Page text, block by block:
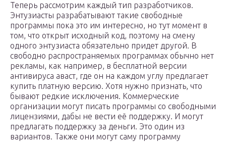
Теперь рассмотрим каждый тип разработчиков.
Энтузиасты разрабатывают такие свободные
программы пока это им интересно, но тут момент в
том, что открыт исходный код, поэтому на смену
одного энтузиаста обязательно придет другой. В
свободно распространяемых программах обычно нет
рекламы, как например, в бесплатной версии
антивируса аваст, где он на каждом углу предлагает
купить платную версию. Хотя нужно признать, что
бывают редкие исключения. Коммерческие
организации могут писать программы со свободными
лицензиями, дабы не вести её поддержку. И могут
предлагать поддержку за деньги. Это один из
вариантов. Также они могут саму программу